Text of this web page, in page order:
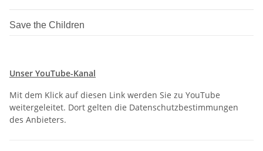
Save the Children
Unser YouTube-Kanal
Mit dem Klick auf diesen Link werden Sie zu YouTube
weitergeleitet. Dort gelten die Datenschutzbestimmungen
des Anbieters.